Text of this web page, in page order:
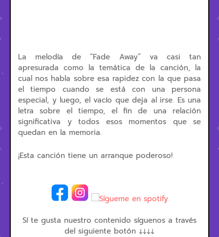
La melodía de “Fade Away” va casi tan
apresurada como la temática de la canción, la
cual nos habla sobre esa rapidez con la que pasa
el tiempo cuando se está con una persona
especial, y luego, el vacío que deja al irse. Es una
letra sobre el tiempo, el fin de una relación
significativa y todos esos momentos que se
quedan en la memoria.
¡Esta canción tiene un arranque poderoso!
Sí te gusta nuestro contenido síguenos a través
del siguiente botón ↓↓↓↓